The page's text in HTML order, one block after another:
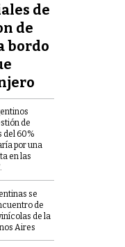
de
de
bordo
de
del 60%
por una
en las
se
de
de la
Aires